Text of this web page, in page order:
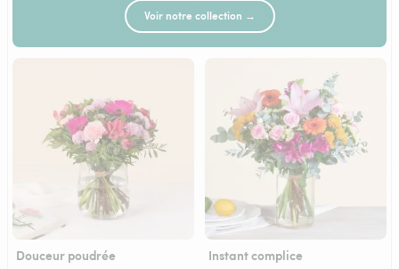
Voir notre collection →
Douceur poudrée Instant complice